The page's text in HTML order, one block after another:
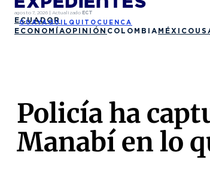
agosto 7, 2026 | Actualizado ECT
ECUADOR
GUAYAQUIL QUITO CUENCA
ECONOMÍAOPINIÓN COLOMBIA MÉXICO
Policía ha
Manabí en lo